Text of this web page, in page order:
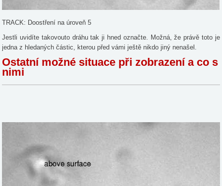
TRACK: Doostření na úroveň 5
Jestli uvidíte takovouto dráhu tak ji hned označte. Možná, že právě toto je
jedna z hledaných částic, kterou před vámi ještě nikdo jiný nenašel.
Ostatní možné situace při zobrazení a co s
nimi